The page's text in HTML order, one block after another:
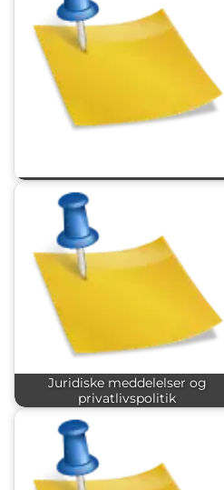
Juridiske meddelelser og
privatlivspolitik